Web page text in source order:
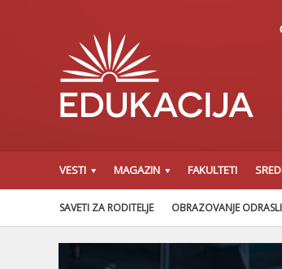
VESTI MAGAZIN FAKULTETI
SAVETI ZA RODITELJE OBRAZOVANJE